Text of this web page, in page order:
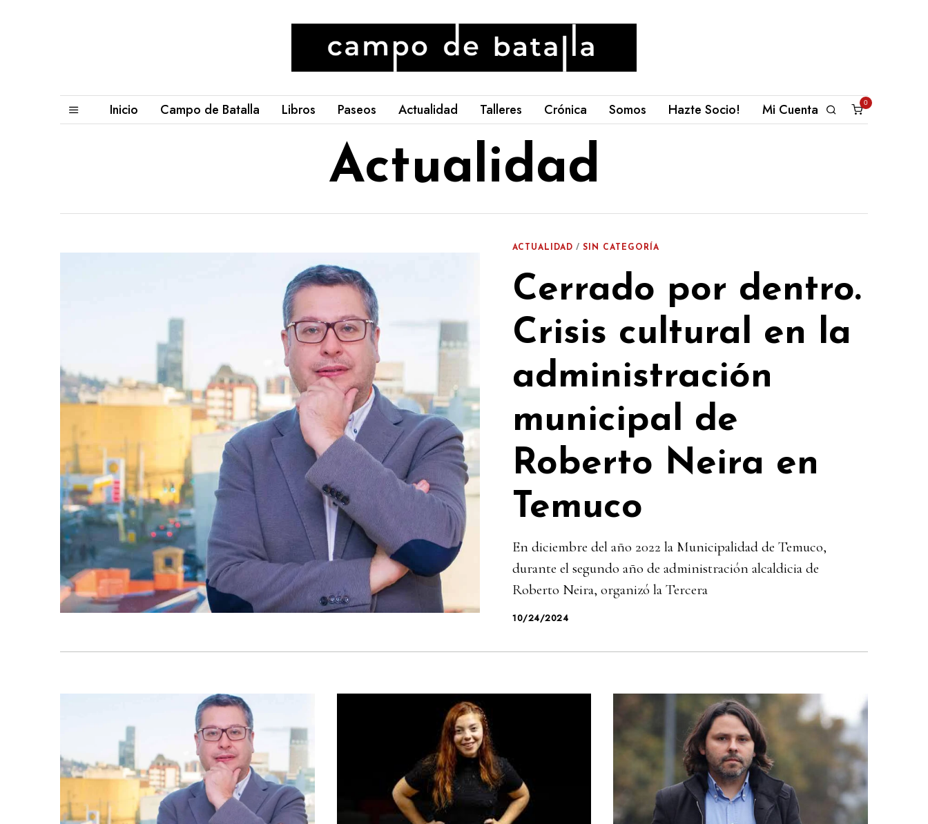
Inicio Campo de Batalla Libros Paseos Actualidad Talleres Crónica Somos Hazte Socio! Mi Cuenta 0
Actualidad
ACTUALIDAD / SIN CATEGORÍA
Cerrado por dentro.
Crisis cultural en la
administración
municipal de
Roberto Neira en
Temuco
En diciembre del año 2022 la Municipalidad de Temuco,
durante el segundo año de administración alcaldicia de
Roberto Neira, organizó la Tercera
10/24/2024